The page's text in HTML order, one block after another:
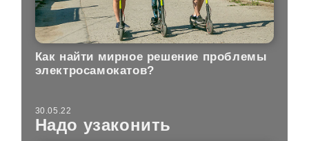
Как найти мирное решение проблемы
электросамокатов?
30.05.22
Надо узаконить